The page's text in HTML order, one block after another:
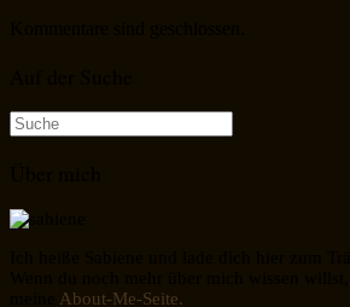
Suche
nach:
About-Me-Seite.